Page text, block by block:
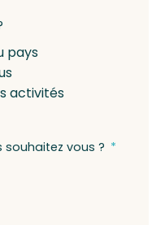
pays
activités
vous ?